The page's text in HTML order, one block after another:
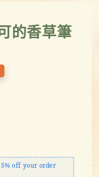
的香草筆
off your order